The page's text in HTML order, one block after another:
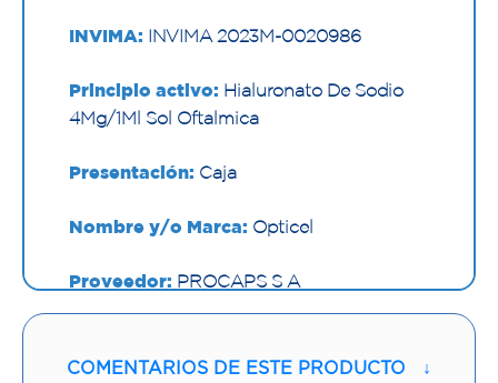
INVIMA: INVIMA 2023M-0020986
Principio activo: Hialuronato De Sodio
4Mg/1Ml Sol Oftalmica
Presentación: Caja
Nombre y/o Marca: Opticel
Proveedor: PROCAPS S A
COMENTARIOS DE ESTE PRODUCTO ↓